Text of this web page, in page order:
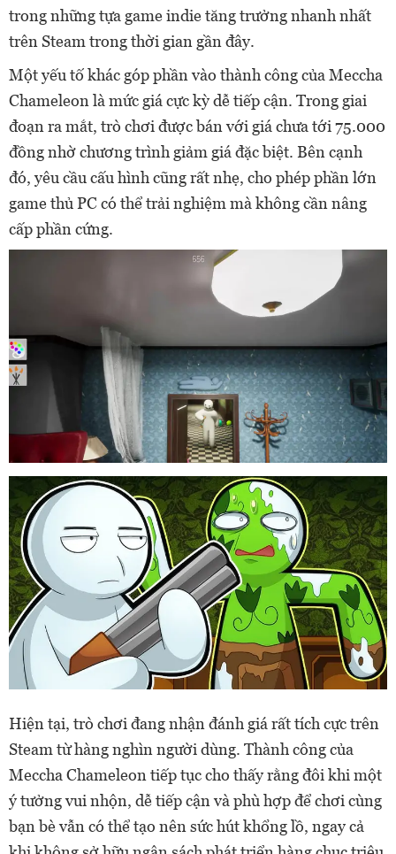
trong những tựa game indie tăng trưởng nhanh nhất
trên Steam trong thời gian gần đây.
Một yếu tố khác góp phần vào thành công của Meccha
Chameleon là mức giá cực kỳ dễ tiếp cận. Trong giai
đoạn ra mắt, trò chơi được bán với giá chưa tới 75.000
đồng nhờ chương trình giảm giá đặc biệt. Bên cạnh
đó, yêu cầu cấu hình cũng rất nhẹ, cho phép phần lớn
game thủ PC có thể trải nghiệm mà không cần nâng
cấp phần cứng.
Hiện tại, trò chơi đang nhận đánh giá rất tích cực trên
Steam từ hàng nghìn người dùng. Thành công của
Meccha Chameleon tiếp tục cho thấy rằng đôi khi một
ý tưởng vui nhộn, dễ tiếp cận và phù hợp để chơi cùng
bạn bè vẫn có thể tạo nên sức hút khổng lồ, ngay cả